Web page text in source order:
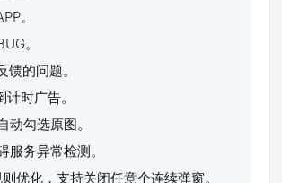
。
。
馈的问题。
时广告。
动勾选原图。
服务异常检测。
优化，支持关闭任意个连续弹窗。